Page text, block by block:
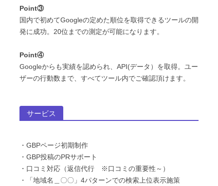
Point③
国内で初めてGoogleの定めた順位を取得できるツールの開
発に成功。20位までの測定が可能になります。
Point④
Googleからも実績を認められ、API(データ）を取得。ユー
ザーの行動数まで、すべてツール内でご確認頂けます。
サービス
・GBPページ初期制作
・GBP投稿のPRサポート
・口コミ対応（返信代行 ※口コミの重要性～）
・「地域名＿〇〇」4パターンでの検索上位表示施策